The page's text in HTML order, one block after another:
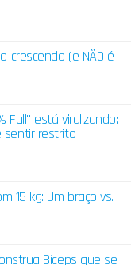
crescendo (e NÃO é
Full" está viralizando:
sentir restrito
15 kg: Um braço vs.
Bíceps que se